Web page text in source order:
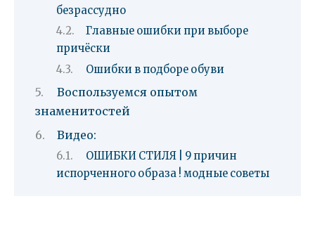
безрассудно
Главные ошибки при выборе
причёски
Ошибки в подборе обуви
Воспользуемся опытом
знаменитостей
Видео:
ОШИБКИ СТИЛЯ | 9 причин
испорченного образа ! модные советы